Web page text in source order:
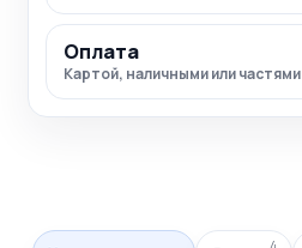
Оплата
Картой, наличными или частями